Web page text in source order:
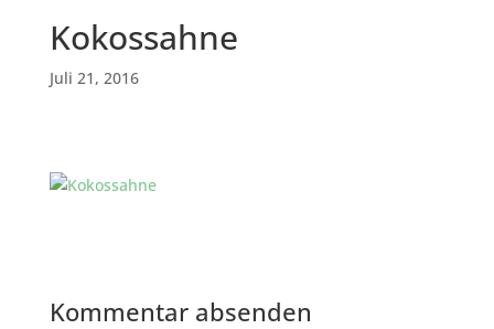
Kokossahne
Juli 21, 2016
Kommentar absenden